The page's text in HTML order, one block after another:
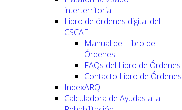
interterritorial
Libro de órdenes digital del
CSCAE
Manual del Libro de
Órdenes
FAQs del Libro de Órdenes
Contacto Libro de Órdenes
IndexARQ
Calculadora de Ayudas a la